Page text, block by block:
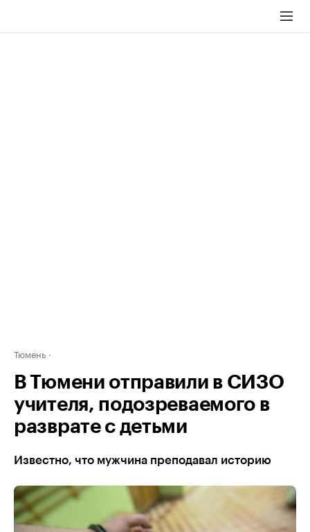
Тюмень
В Тюмени отправили в СИЗО
учителя, подозреваемого в
разврате с детьми
Известно, что мужчина преподавал историю